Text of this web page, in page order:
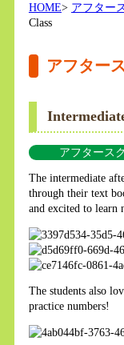
HOME> アフター
Class
アフター
アフタース
The intermediate
through their text
and excited to learn
The students also
practice numbers!